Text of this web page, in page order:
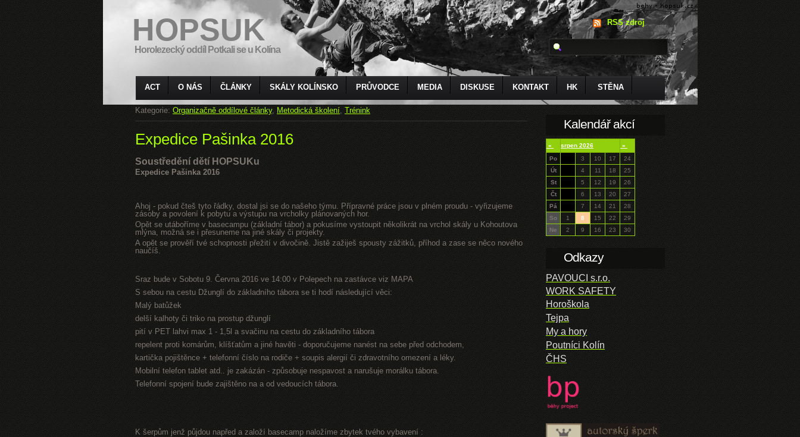
HOPSUK
Horolezecký oddíl Potkali se u Kolína
RSS zdroj
ACT O NÁS ČLÁNKY SKÁLY KOLÍNSKO PRŮVODCE MEDIA DISKUSE KONTAKT HK STĚNA
Kategorie: Organizačně oddílové články, Metodická školení, Trénink
Expedice Pašinka 2016
Soustředění dětí HOPSUKu
Expedice Pašinka 2016
Ahoj - pokud čteš tyto řádky, dostal jsi se do našeho týmu. Přípravné práce jsou v plném proudu - vyřizujeme
zásoby a povolení k pobytu a výstupu na vrcholky plánovaných hor.
Opět se utáboříme v basecampu (základní tábor) a pokusíme vystoupit několikrát na vrchol skály u Kohoutova
mlýna, možná se i přesuneme na jiné skály či projekty.
A opět se prověří tvé schopnosti přežití v divočině. Jistě zažiješ spousty zážitků, příhod a zase se něco nového
naučíš.
Sraz bude v Sobotu 9. Června 2016 ve 14:00 v Polepech na zastávce viz MAPA
S sebou na cestu Džunglí do základního tábora se ti hodí následující věci:
Malý batůžek
delší kalhoty či triko na prostup džunglí
pití v PET lahvi max 1 - 1,5l a svačinu na cestu do základního tábora
repelent proti komárům, klíšťatům a jiné havěti - doporučujeme nanést na sebe před odchodem,
kartička pojištěnce + telefonní číslo na rodiče + soupis alergií či zdravotního omezení a léky.
Mobilní telefon tablet atd.. je zakázán - způsobuje nespavost a narušuje morálku tábora.
Telefonní spojení bude zajištěno na a od vedoucích tábora.
K šerpům jenž půjdou napřed a založí basecamp naložíme zbytek tvého vybavení :
Kalendář akcí
« srpen 2026
»
Po
3 10 17
24
Út
4 11 18
25
St
5 12 19
26
Čt
6 13 20
27
Pá
7 14 21
28
So
1 8 15 22
29
Ne
2 9 16 23 30
Odkazy
PAVOUCI s.r.o.
WORK SAFETY
Horoškola
Tejpa
My a hory
Poutníci Kolín
ČHS